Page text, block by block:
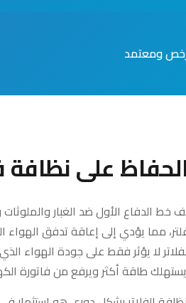
ومعتمد
على نظافة
خط الدفاع الأول ضد الغبار
مما يؤدي إلى إعاقة تدفق
لا يؤثر فقط على جودة الهواء
طاقة أكثر ويرفع من فاتورة